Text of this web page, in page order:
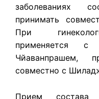
заболеваниях
принимать
При
применяется
Чйаванпрашем,
совместно с
Прием состава